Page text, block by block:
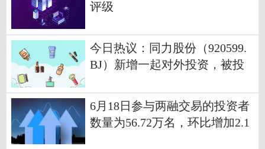
评级
今日热议：同力股份（920599.
BJ）新增一起对外投资，被投
份有限公司
6月18日参与两融交易的投资者
数量为56.72万名，环比增加2.1